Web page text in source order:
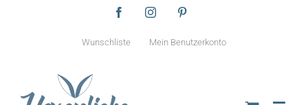
FacebookInstagram
Wunschliste Mein Benutzerkonto